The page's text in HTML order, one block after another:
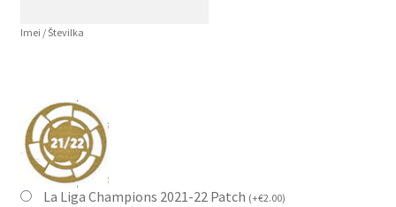
Imei / Številka
La Liga Champions 2021-22 Patch (+€2.00)